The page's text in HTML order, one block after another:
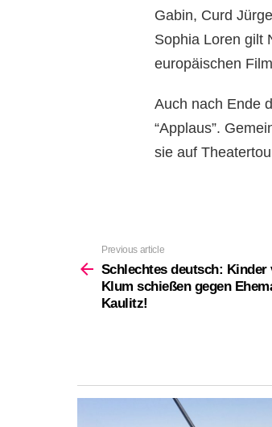
Gabin, Curd
Sophia Loren gilt
europäischen
Auch nach Ende
“Applaus”.
sie auf
more
Previous article
Schlechtes deutsch: Kinder
Klum schießen gegen
Kaulitz!